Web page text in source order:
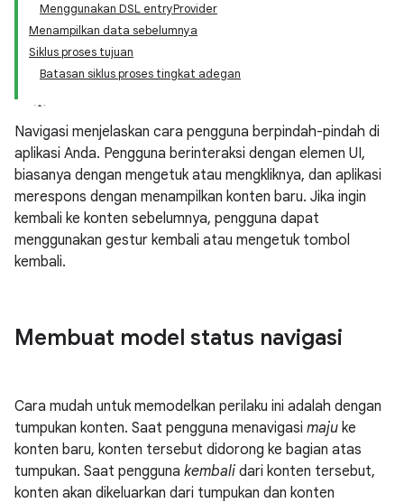
Menggunakan DSL entryProvider
Menampilkan data sebelumnya
Siklus proses tujuan
Batasan siklus proses tingkat adegan
Navigasi menjelaskan cara pengguna berpindah-pindah di
aplikasi Anda. Pengguna berinteraksi dengan elemen UI,
biasanya dengan mengetuk atau mengkliknya, dan aplikasi
merespons dengan menampilkan konten baru. Jika ingin
kembali ke konten sebelumnya, pengguna dapat
menggunakan gestur kembali atau mengetuk tombol
kembali.
Membuat model status navigasi
Cara mudah untuk memodelkan perilaku ini adalah dengan
tumpukan konten. Saat pengguna menavigasi maju ke
konten baru, konten tersebut didorong ke bagian atas
tumpukan. Saat pengguna kembali dari konten tersebut,
konten akan dikeluarkan dari tumpukan dan konten